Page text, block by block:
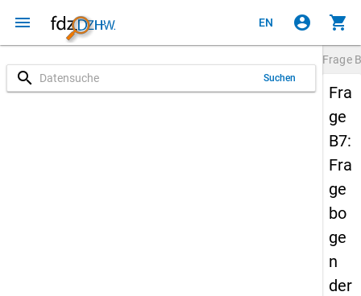
menu EN account_circle shopping_cart
search Suchen
Frage
Fra
ge
B7:
Fra
ge
bo
ge
n
der